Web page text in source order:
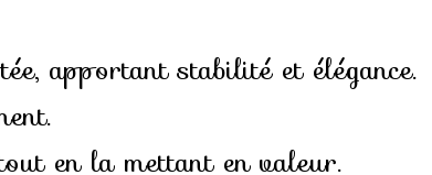
apportant stabilité et élégance.
en la mettant en valeur.